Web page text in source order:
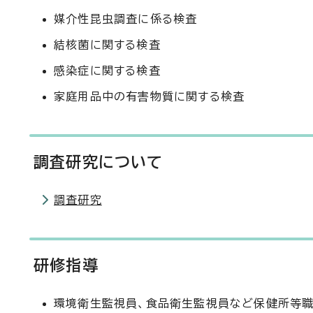
媒介性昆虫調査に係る検査
結核菌に関する検査
感染症に関する検査
家庭用品中の有害物質に関する検査
調査研究について
調査研究
研修指導
環境衛生監視員、食品衛生監視員など保健所等